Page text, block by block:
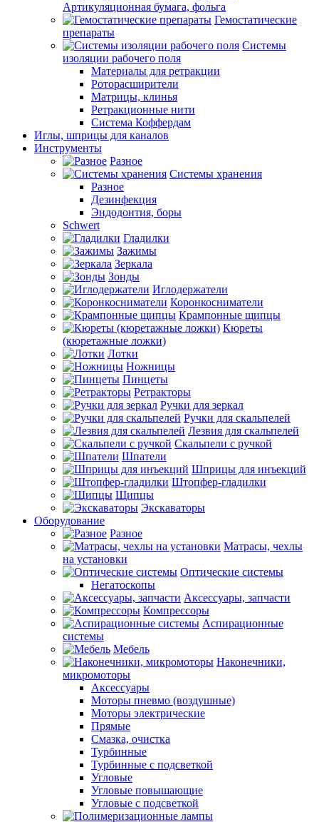
Артикуляционная бумага, фольга
Гемостатические
препараты
Системы
изоляции рабочего поля
Материалы для ретракции
Роторасширители
Матрицы, клинья
Ретракционные нити
Система Коффердам
Иглы, шприцы для каналов
Инструменты
Разное
Системы хранения
Разное
Дезинфекция
Эндодонтия, боры
Schwert
Гладилки
Зажимы
Зеркала
Зонды
Иглодержатели
Коронкосниматели
Крампонные щипцы
Кюреты
(кюретажные ложки)
Лотки
Ножницы
Пинцеты
Ретракторы
Ручки для зеркал
Ручки для скальпелей
Лезвия для скальпелей
Скальпели с ручкой
Шпатели
Шприцы для инъекций
Штопфер-гладилки
Щипцы
Экскаваторы
Оборудование
Разное
Матрасы, чехлы
на установки
Оптические системы
Негатоскопы
Аксессуары, запчасти
Компрессоры
Аспирационные
системы
Мебель
Наконечники,
микромоторы
Аксессуары
Моторы пневмо (воздушные)
Моторы электрические
Прямые
Смазка, очистка
Турбинные
Турбинные с подсветкой
Угловые
Угловые повышающие
Угловые с подсветкой